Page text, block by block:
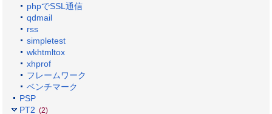
phpでSSL通信
qdmail
rss
simpletest
wkhtmltox
xhprof
フレームワーク
ベンチマーク
PSP
PT2 (2)